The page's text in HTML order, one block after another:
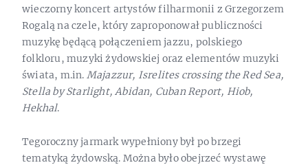
wieczorny koncert artystów filharmonii z Grzegorzem
Rogalą na czele, który zaproponował publiczności
muzykę będącą połączeniem jazzu, polskiego
folkloru, muzyki żydowskiej oraz elementów muzyki
świata, m.in. Majazzur, Isrelites crossing the Red Sea,
Stella by Starlight, Abidan, Cuban Report, Hiob,
Hekhal.
Tegoroczny jarmark wypełniony był po brzegi
tematyką żydowską. Można było obejrzeć wystawę